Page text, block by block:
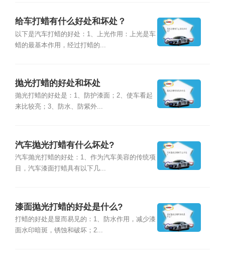
给车打蜡有什么好处和坏处？
以下是汽车打蜡的好处：1、上光作用：上光是车
蜡的最基本作用，经过打蜡的...
抛光打蜡的好处和坏处
抛光打蜡的好处是：1、防护漆面；2、使车看起
来比较亮；3、防水、防紫外...
汽车抛光打蜡有什么坏处?
汽车抛光打蜡的好处：1、作为汽车美容的传统项
目，汽车漆面打蜡具有以下几...
漆面抛光打蜡的好处是什么?
打蜡的好处是显而易见的：1、防水作用，减少漆
面水印暗斑，锈蚀和破坏；2...